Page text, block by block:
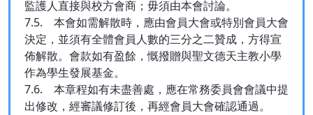
監護人直接與校方會商；毋須由本會討論。
7.5. 本會如需解散時，應由會員大會或特別會員大會
決定，並須有全體會員人數的三分之二贊成，方得宣
佈解散。會款如有盈餘，慨撥贈與聖文德天主教小學
作為學生發展基金。
7.6. 本章程如有未盡善處，應在常務委員會會議中提
出修改，經審議修訂後，再經會員大會確認通過。